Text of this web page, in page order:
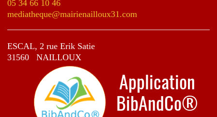
05 34 66 10 46
mediatheque@mairienailloux31.com
ESCAL, 2 rue Erik Satie
31560 NAILLOUX
Application
BibAndCo®